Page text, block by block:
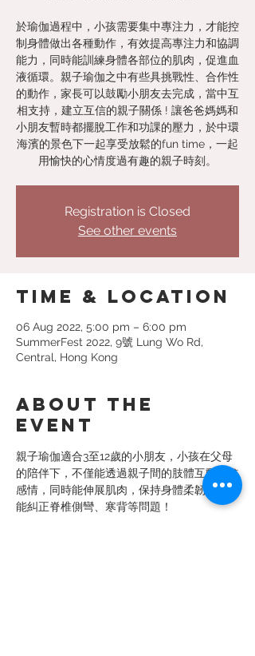
於瑜伽過程中，小孩需要集中專注力，才能控
制身體做出各種動作，有效提高專注力和協調
能力，同時能訓練身體各部位的肌肉，促進血
液循環。親子瑜伽之中有些具挑戰性、合作性
的動作，家長可以鼓勵小朋友去完成，當中互
相支持，建立互信的親子關係 ! 讓爸爸媽媽和
小朋友暫時都擺脫工作和功課的壓力，於中環
海濱的景色下一起享受放鬆的fun time，一起
用愉快的心情度過有趣的親子時刻。
Registration is Closed
See other events
Time & Location
06 Aug 2022, 5:00 pm – 6:00 pm
SummerFest 2022, 9號 Lung Wo Rd,
Central, Hong Kong
About the
event
親子瑜伽適合3至12歲的小朋友，小孩在父母
的陪伴下，不僅能透過親子間的肢體互動增進
感情，同時能伸展肌肉，保持身體柔韌，甚至
能糾正脊椎側彎、寒背等問題！